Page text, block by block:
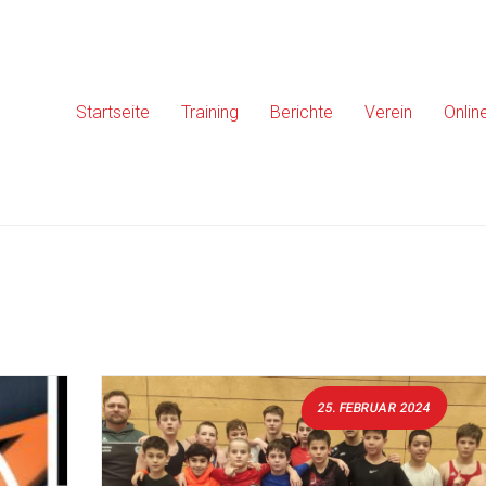
Startseite Training Berichte Verein
25. FEBRUAR 2024